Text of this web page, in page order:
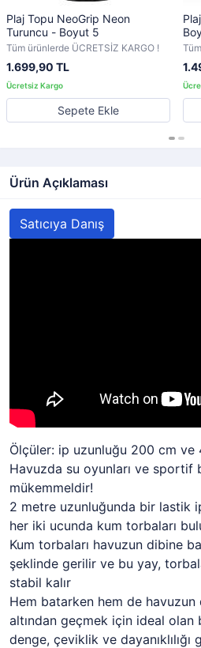
Plaj Topu NeoGrip Neon
Turuncu - Boyut 5
Tüm ürünlerde ÜCRETSİZ KARGO !
1.699,90 TL
Sepete Ekle
Ürün Açıklaması
Satıcıya Danış
Ölçüler: ip uzunluğu 200 cm ve
Havuzda su oyunları ve sportif
mükemmeldir!
2 metre uzunluğunda bir lastik
her iki ucunda kum torbaları
Kum torbaları havuzun dibine
şeklinde gerilir ve bu yay,
stabil kalır
Hem batarken hem de
altından geçmek için ideal olan
denge, çeviklik ve